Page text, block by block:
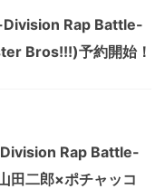
Division Rap Battle-
Bros!!!)予約開始！
Rap Battle-
田二郎×ポチャッコ